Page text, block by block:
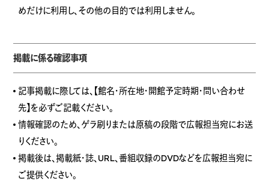
めだけに利用し、その他の目的では利用しません。
掲載に係る確認事項
記事掲載に際しては、【館名・所在地・開館予定時期・問い合わせ
先】を必ずご記載ください。
情報確認のため、ゲラ刷りまたは原稿の段階で広報担当宛にお送
りください。
掲載後は、掲載紙・誌、URL、番組収録のDVDなどを広報担当宛に
ご提供ください。